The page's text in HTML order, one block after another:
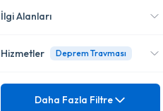
Bafra
Psikolojik Danışman
İlgi Alanları
Aile Danışmanlığı
Hizmetler Deprem Travması
Mezuniyet
Daha Fazla Filtre